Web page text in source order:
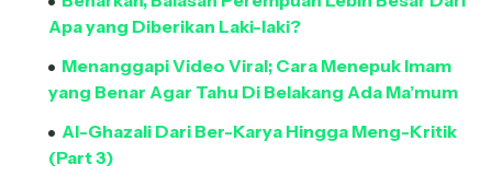
Apa yang Diberikan Laki-laki?
Menanggapi Video Viral; Cara Menepuk Imam
yang Benar Agar Tahu Di Belakang Ada Ma’mum
Al-Ghazali Dari Ber-Karya Hingga Meng-Kritik
(Part 3)